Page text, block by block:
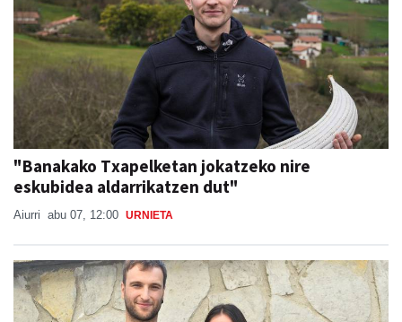
"Banakako Txapelketan jokatzeko nire
eskubidea aldarrikatzen dut"
Aiurri abu 07, 12:00 URNIETA